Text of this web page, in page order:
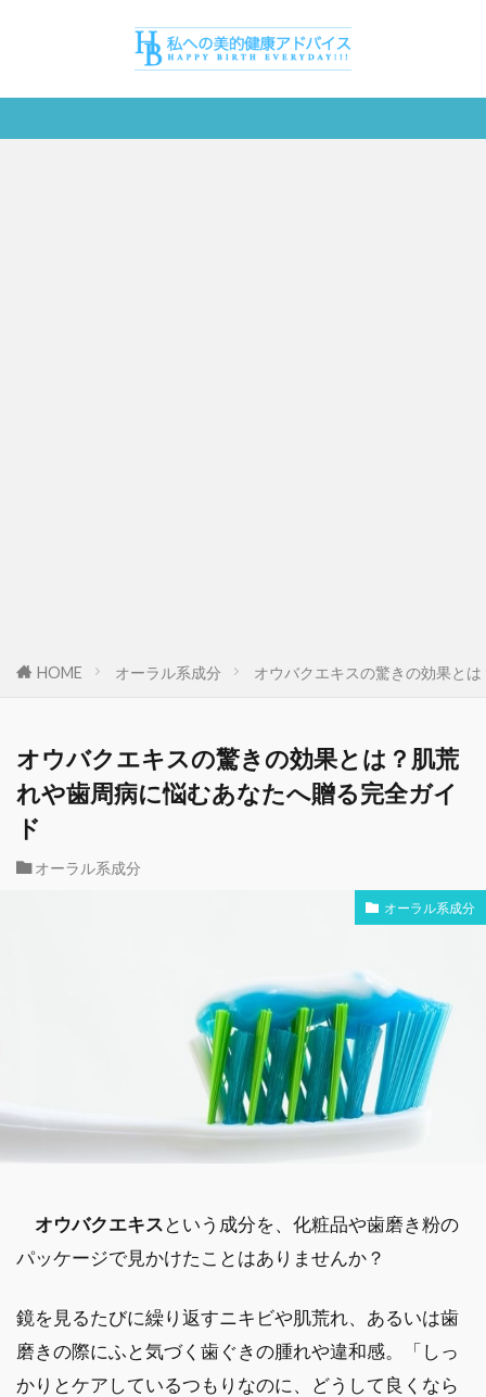
HOME オーラル系成分 オウバクエキスの驚きの効果と
オウバクエキスの驚きの効果とは？肌荒
れや歯周病に悩むあなたへ贈る完全ガイ
ド
オーラル系成分
オーラル系成分
オウバクエキスという成分を、化粧品や歯磨き粉の
パッケージで見かけたことはありませんか？
鏡を見るたびに繰り返すニキビや肌荒れ、あるいは歯
磨きの際にふと気づく歯ぐきの腫れや違和感。「しっ
かりとケアしているつもりなのに、どうして良くなら